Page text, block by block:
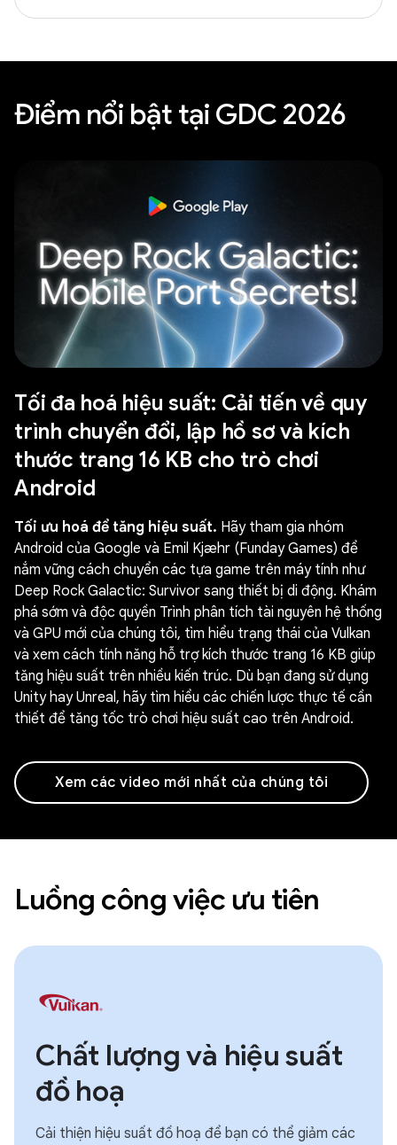
Điểm nổi bật tại GDC 2026
Tối đa hoá hiệu suất: Cải tiến về quy
trình chuyển đổi, lập hồ sơ và kích
thước trang 16 KB cho trò chơi
Android
Tối ưu hoá để tăng hiệu suất. Hãy tham gia nhóm
Android của Google và Emil Kjæhr (Funday Games) để
nắm vững cách chuyển các tựa game trên máy tính như
Deep Rock Galactic: Survivor sang thiết bị di động. Khám
phá sớm và độc quyền Trình phân tích tài nguyên hệ thống
và GPU mới của chúng tôi, tìm hiểu trạng thái của Vulkan
và xem cách tính năng hỗ trợ kích thước trang 16 KB giúp
tăng hiệu suất trên nhiều kiến trúc. Dù bạn đang sử dụng
Unity hay Unreal, hãy tìm hiểu các chiến lược thực tế cần
thiết để tăng tốc trò chơi hiệu suất cao trên Android.
Xem các video mới nhất của chúng tôi
Luồng công việc ưu tiên
Chất lượng và hiệu suất
đồ hoạ
Cải thiện hiệu suất đồ hoạ để bạn có thể giảm các